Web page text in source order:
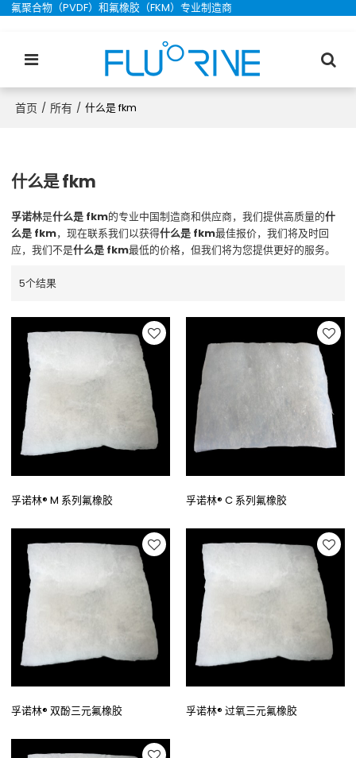
氟聚合物（PVDF）和氟橡胶（FKM）专业制造商
首页 / 所有 / 什么是 fkm
什么是 fkm
孚诺林是什么是 fkm的专业中国制造商和供应商，我们提供高质量的什
么是 fkm，现在联系我们以获得什么是 fkm最佳报价，我们将及时回
应，我们不是什么是 fkm最低的价格，但我们将为您提供更好的服务。
5个结果
孚诺林® M 系列氟橡胶 孚诺林® C 系列氟橡胶
孚诺林® 双酚三元氟橡胶 孚诺林® 过氧三元氟橡胶